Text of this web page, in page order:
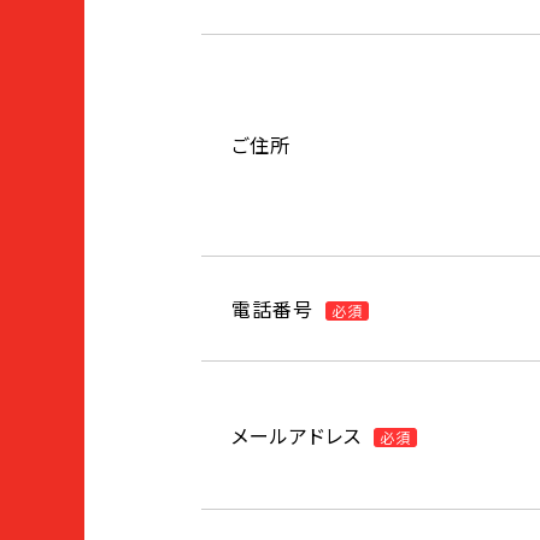
ご住所
電話番号 必須
メールアドレス 必須